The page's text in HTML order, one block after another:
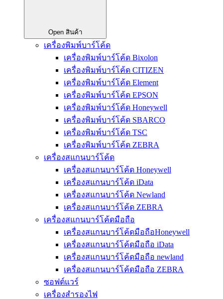
Open สินค้า
เครื่องพิมพ์บาร์โค้ด
เครื่องพิมพ์บาร์โค้ด Bixolon
เครื่องพิมพ์บาร์โค้ด CITIZEN
เครื่องพิมพ์บาร์โค้ด Element
เครื่องพิมพ์บาร์โค้ด EPSON
เครื่องพิมพ์บาร์โค้ด Honeywell
เครื่องพิมพ์บาร์โค้ด SBARCO
เครื่องพิมพ์บาร์โค้ด TSC
เครื่องพิมพ์บาร์โค้ด ZEBRA
เครื่องสแกนบาร์โค้ด
เครื่องสแกนบาร์โค้ด Honeywell
เครื่องสแกนบาร์โค้ด iData
เครื่องสแกนบาร์โค้ด Newland
เครื่องสแกนบาร์โค้ด ZEBRA
เครื่องสแกนบาร์โค้ดมือถือ
เครื่องสแกนบาร์โค้ดมือถือHoneywell
เครื่องสแกนบาร์โค้ดมือถือ iData
เครื่องสแกนบาร์โค้ดมือถือ newland
เครื่องสแกนบาร์โค้ดมือถือ ZEBRA
ซอฟต์แวร์
เครื่องสำรองไฟ